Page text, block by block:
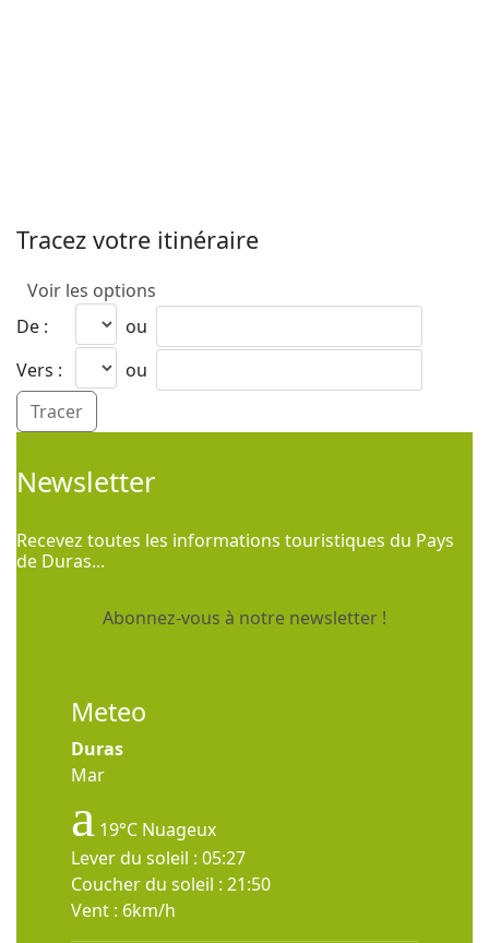
Tracez votre itinéraire
Voir les options
De :
ou
Vers :
ou
Newsletter
Recevez toutes les informations touristiques du Pays
de Duras...
Abonnez-vous à notre newsletter !
Meteo
Duras
Mar
19°C Nuageux
Lever du soleil : 05:27
Coucher du soleil : 21:50
Vent : 6km/h